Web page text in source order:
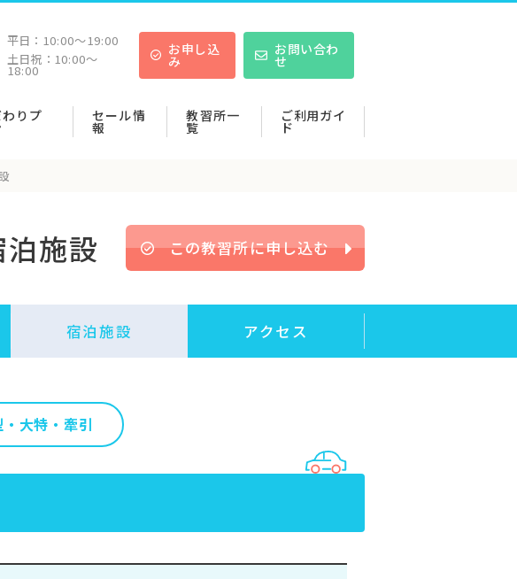
平日： 10:00〜19:00
土日祝： 10:00〜
18:00
お申し込
み
お問い合わ
せ
わりプ セール情
報
教習所一
覧
ご利用ガイ
ド
施設 この教習所に申し込む
宿泊施設 アクセス
大特・牽引